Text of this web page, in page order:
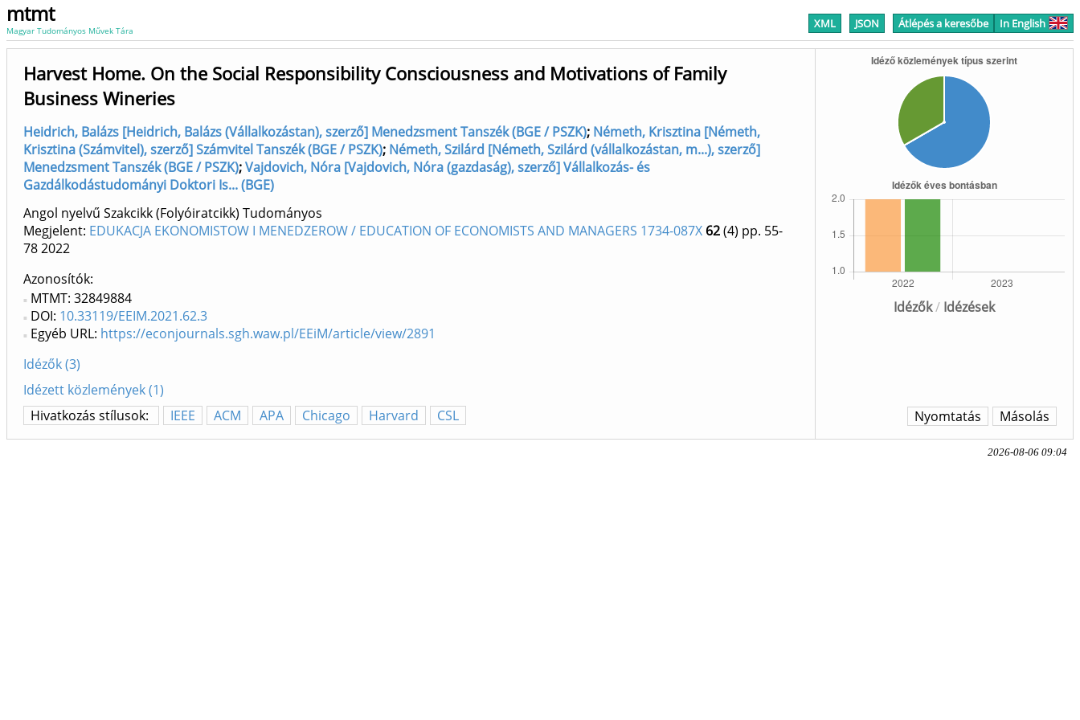
mtmt
Magyar Tudományos Művek Tára XML JSON Átlépés a keresőbe In English
Idézők/ Idézések
Harvest Home. On the Social Responsibility Consciousness and Motivations of Family
Business Wineries
Heidrich, Balázs [Heidrich, Balázs (Vállalkozástan), szerző] Menedzsment Tanszék (BGE / PSZK); Németh, Krisztina [Németh,
Krisztina (Számvitel), szerző] Számvitel Tanszék (BGE / PSZK); Németh, Szilárd [Németh, Szilárd (vállalkozástan, m...), szerző]
Menedzsment Tanszék (BGE / PSZK);Vajdovich, Nóra [Vajdovich, Nóra (gazdaság), szerző] Vállalkozás- és
Gazdálkodástudományi Doktori Is... (BGE)
Angol nyelvű Szakcikk (Folyóiratcikk) Tudományos
Megjelent: EDUKACJA EKONOMISTOW I MENEDZEROW / EDUCATION OF ECONOMISTS AND MANAGERS 1734-087X 62(4) pp. 55-
782022
Azonosítók
MTMT: 32849884
DOI: 10.33119/EEIM.2021.62.3
Egyéb URL: https://econjournals.sgh.waw.pl/EEiM/article/view/2891
Idézők (3)
Idézett közlemények (1)
Hivatkozás stílusok:
IEEE ACM APA Chicago Harvard CSL Másolás
Nyomtatás
2026-08-06 09:04